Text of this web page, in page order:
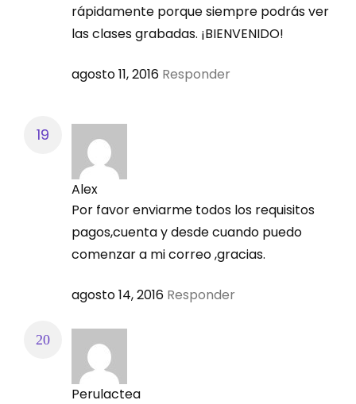
rápidamente porque siempre podrás ver
las clases grabadas. ¡BIENVENIDO!
agosto 11, 2016 Responder
Alex
Por favor enviarme todos los requisitos
pagos,cuenta y desde cuando puedo
comenzar a mi correo ,gracias.
agosto 14, 2016 Responder
Perulactea